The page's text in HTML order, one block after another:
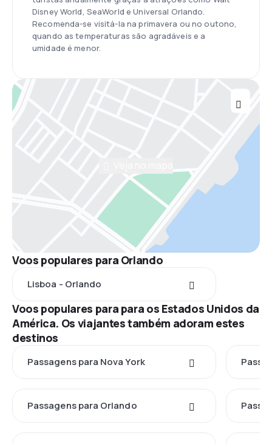
Disney World, SeaWorld e Universal Orlando.
Recomenda-se visitá-la na primavera ou no outono,
quando as temperaturas são agradáveis e a
umidade é menor.
Voos populares para Orlando
Lisboa - Orlando
Voos populares para para os Estados Unidos da
América. Os viajantes também adoram estes
destinos
Passagens para Nova York
Passagens para Orlando